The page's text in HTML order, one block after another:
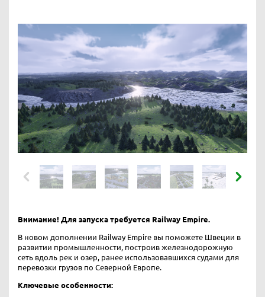
Внимание! Для запуска требуется Railway Empire.
В новом дополнении Railway Empire вы поможете Швеции в
развитии промышленности, построив железнодорожную
сеть вдоль рек и озер, ранее использовавшихся судами для
перевозки грузов по Северной Европе.
Ключевые особенности: